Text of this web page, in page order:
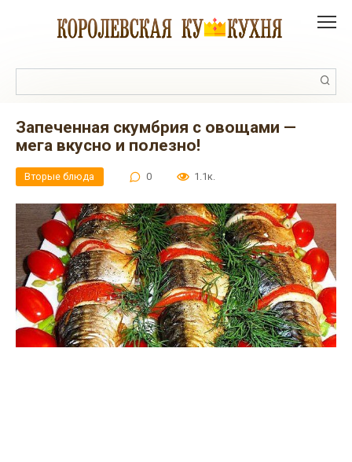
Запеченная скумбрия с овощами —
мега вкусно и полезно!
Вторые блюда 0 1.1к.